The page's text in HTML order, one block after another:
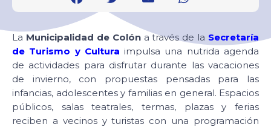
La Municipalidad de Colóna través de la Secretaría
de Turismo y Cultura impulsa una nutrida agenda
de actividades para disfrutar durante las vacaciones
de invierno, con propuestas pensadas para las
infancias, adolescentes y familias en general. Espacios
públicos, salas teatrales, termas, plazas y ferias
reciben a vecinos y turistas con una programación